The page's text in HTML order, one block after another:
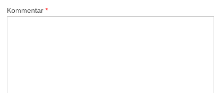
Kommentar *